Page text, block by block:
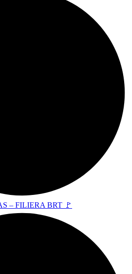
– FILIERA BRT 🚩